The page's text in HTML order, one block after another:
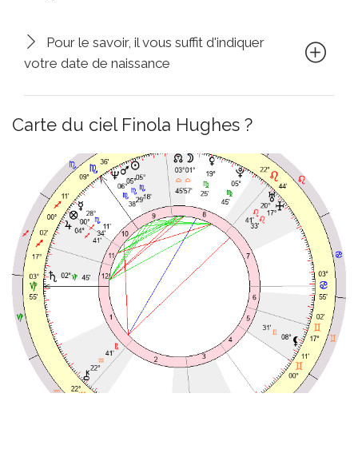
Pour le savoir, il vous suffit d'indiquer
votre date de naissance
Carte du ciel Finola Hughes ?